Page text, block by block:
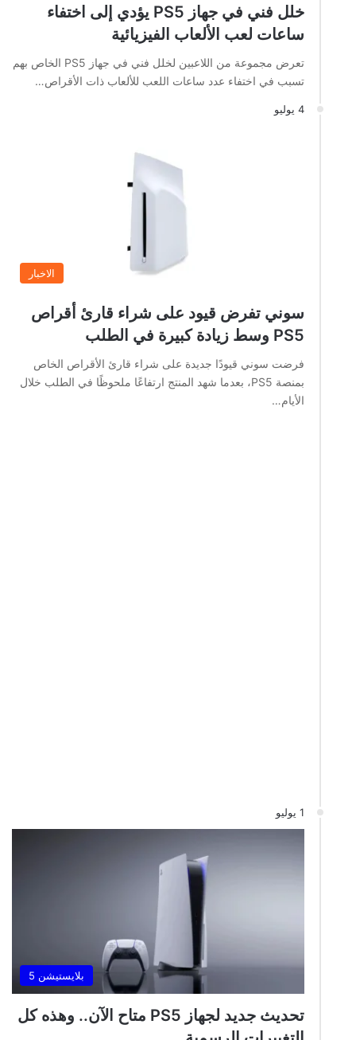
خلل فني في جهاز PS5 يؤدي إلى اختفاء
ساعات لعب الألعاب الفيزيائية
تعرض مجموعة من اللاعبين لخلل فني في جهاز PS5 الخاص بهم
تسبب في اختفاء عدد ساعات اللعب للألعاب ذات الأقراص…
4 يوليو
الاخبار
سوني تفرض قيود على شراء قارئ أقراص
PS5 وسط زيادة كبيرة في الطلب
فرضت سوني قيودًا جديدة على شراء قارئ الأقراص الخاص
بمنصة PS5، بعدما شهد المنتج ارتفاعًا ملحوظًا في الطلب خلال
الأيام…
1 يوليو
بلايستيشن 5
تحديث جديد لجهاز PS5 متاح الآن.. وهذه كل